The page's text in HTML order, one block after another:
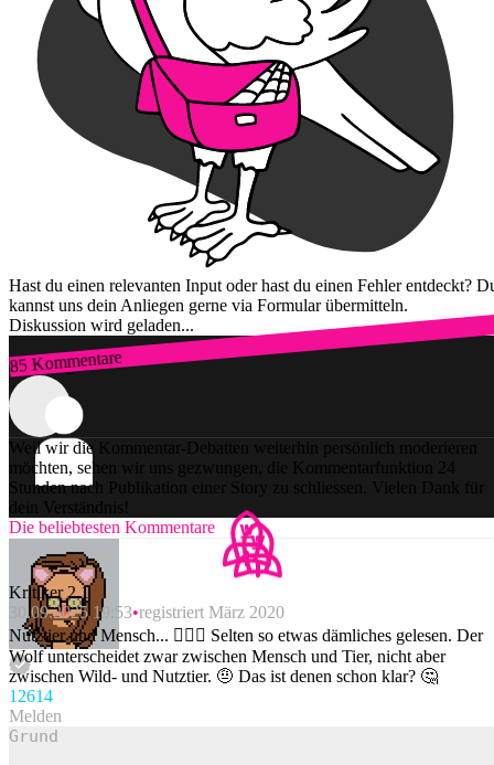
Hast du einen relevanten Input oder hast du einen Fehler entdeckt?
kannst uns dein Anliegen gerne via Formular übermitteln.
Diskussion wird geladen...
85 Kommentare
Zum Login
Weil wir die Kommentar-Debatten weiterhin persönlich moderieren
möchten, sehen wir uns gezwungen, die Kommentarfunktion 24
Stunden nach Publikation einer Story zu schliessen. Vielen Dank für
dein Verständnis!
Die beliebtesten Kommentare
Kritiker 2.1
30.09.2025 19:53 registriert März 2020
Nutztier und Mensch... 🤦🏼‍♂️ Selten so etwas dämliches gelesen. Der
Wolf unterscheidet zwar zwischen Mensch und Tier, nicht aber
zwischen Wild- und Nutztier. 🤨 Das ist denen schon klar? 🤔
12614
Melden